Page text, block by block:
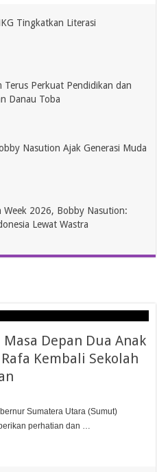
Tingkatkan Literasi
Perkuat Pendidikan dan
Danau Toba
Nasution Ajak Generasi Muda
Week 2026, Bobby Nasution:
Lewat Wastra
Depan Dua Anak
Kembali Sekolah
Sumatera Utara (Sumut)
perhatian dan …